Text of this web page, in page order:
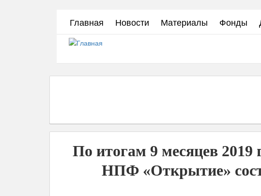
Главная Новости Материалы Фонды
По итогам 9 месяцев 2019
НПФ «Открытие»